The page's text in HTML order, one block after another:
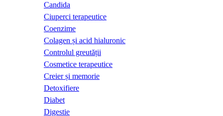
Candida
Ciuperci terapeutice
Coenzime
Colagen și acid hialuronic
Controlul greutății
Cosmetice terapeutice
Creier și memorie
Detoxifiere
Diabet
Digestie